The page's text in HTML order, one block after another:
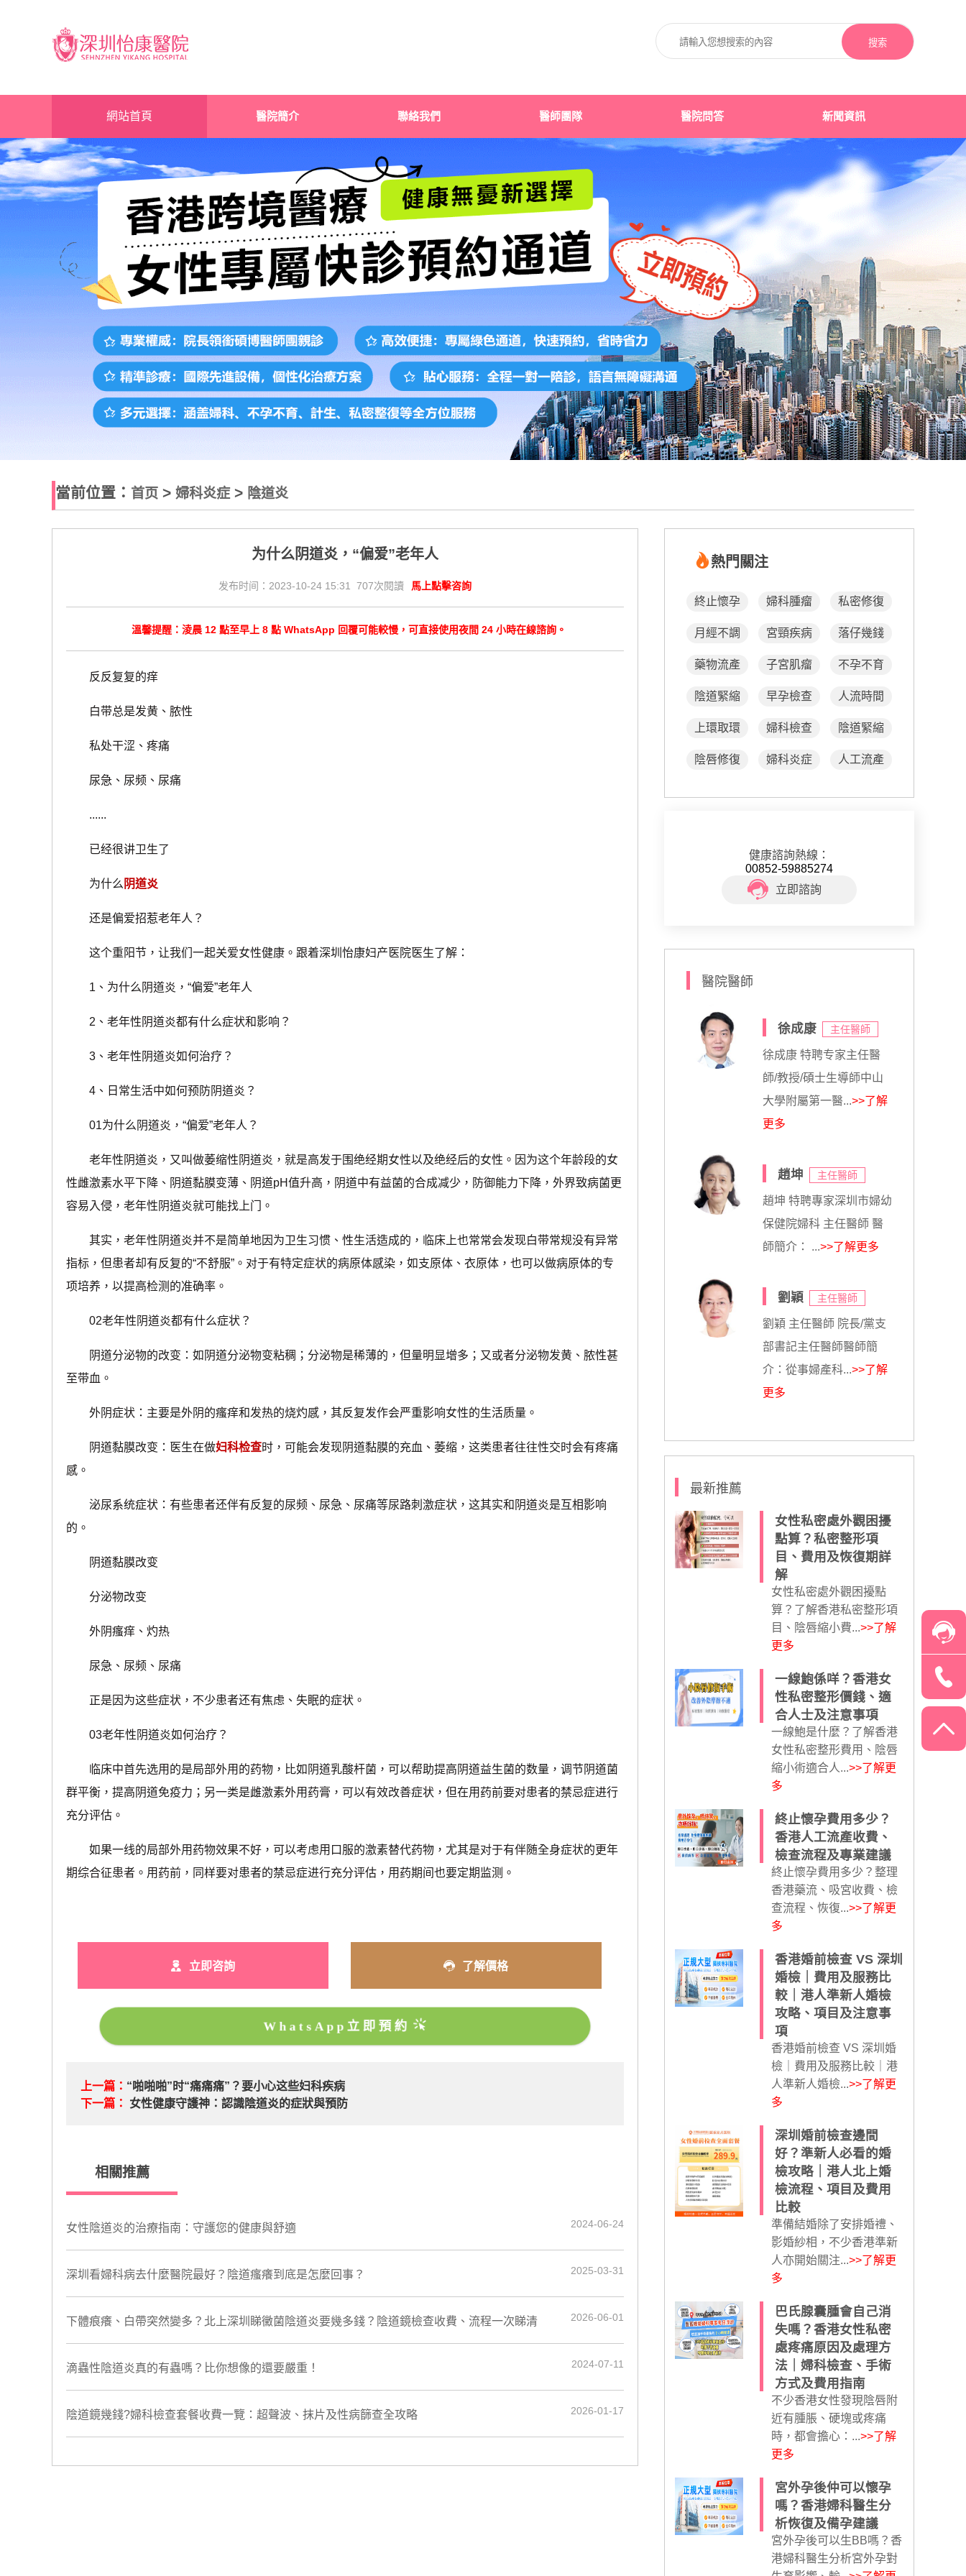
搜索
網站首頁 醫院簡介 聯絡我們 醫師團隊 醫院問答 新聞資訊
當前位置： 首页 > 婦科炎症> 陰道炎
为什么阴道炎，“偏爱”老年人
发布时间：2023-10-24 15:31 707次閱讀 馬上點擊咨詢
溫馨提醒：淩晨 12 點至早上 8 點 WhatsApp 回覆可能較慢，可直接使用夜間 24 小時在線諮詢。
反反复复的痒
白带总是发黄、脓性
私处干涩、疼痛
尿急、尿频、尿痛
......
已经很讲卫生了
为什么 阴道炎
还是偏爱招惹老年人？
这个重阳节，让我们一起关爱女性健康。跟着深圳怡康妇产医院医生了解：
1、为什么阴道炎，“偏爱”老年人
2、老年性阴道炎都有什么症状和影响？
3、老年性阴道炎如何治疗？
4、日常生活中如何预防阴道炎？
01为什么阴道炎，“偏爱”老年人？
老年性阴道炎，又叫做萎缩性阴道炎，就是高发于围绝经期女性以及绝经后的女性。因为这个年龄段的女
性雌激素水平下降、阴道黏膜变薄、阴道pH值升高，阴道中有益菌的合成减少，防御能力下降，外界致病菌更
容易入侵，老年性阴道炎就可能找上门。
其实，老年性阴道炎并不是简单地因为卫生习惯、性生活造成的，临床上也常常会发现白带常规没有异常
指标，但患者却有反复的“不舒服”。对于有特定症状的病原体感染，如支原体、衣原体，也可以做病原体的专
项培养，以提高检测的准确率。
02老年性阴道炎都有什么症状？
阴道分泌物的改变：如阴道分泌物变粘稠；分泌物是稀薄的，但量明显增多；又或者分泌物发黄、脓性甚
至带血。
外阴症状：主要是外阴的瘙痒和发热的烧灼感，其反复发作会严重影响女性的生活质量。
阴道黏膜改变：医生在做妇科检查时，可能会发现阴道黏膜的充血、萎缩，这类患者往往性交时会有疼痛
感。
泌尿系统症状：有些患者还伴有反复的尿频、尿急、尿痛等尿路刺激症状，这其实和阴道炎是互相影响
的。
阴道黏膜改变
分泌物改变
外阴瘙痒、灼热
尿急、尿频、尿痛
正是因为这些症状，不少患者还有焦虑、失眠的症状。
03老年性阴道炎如何治疗？
临床中首先选用的是局部外用的药物，比如阴道乳酸杆菌，可以帮助提高阴道益生菌的数量，调节阴道菌
群平衡，提高阴道免疫力；另一类是雌激素外用药膏，可以有效改善症状，但在用药前要对患者的禁忌症进行
充分评估。
如果一线的局部外用药物效果不好，可以考虑用口服的激素替代药物，尤其是对于有伴随全身症状的更年
期综合征患者。用药前，同样要对患者的禁忌症进行充分评估，用药期间也要定期监测。
立即咨詢 了解價格
WhatsApp立即預約
上一篇： “啪啪啪”时“痛痛痛”？要小心这些妇科疾病
下一篇：
女性健康守護神：認識陰道炎的症狀與預防
相關推薦
女性陰道炎的治療指南：守護您的健康與舒適 2024-06-24
深圳看婦科病去什麼醫院最好？陰道瘙癢到底是怎麼回事？ 2025-03-31
下體痕癢、白帶突然變多？北上深圳睇黴菌陰道炎要幾多錢？陰道鏡檢查收費、流程一次睇清 2026-06-01
滴蟲性陰道炎真的有蟲嗎？比你想像的還要嚴重！ 2024-07-11
陰道鏡幾錢?婦科檢查套餐收費一覽：超聲波、抹片及性病篩查全攻略 2026-01-17
熱門關注
終止懷孕 婦科腫瘤 私密修復
月經不調 宮頸疾病 落仔幾錢
藥物流產 子宮肌瘤 不孕不育
陰道緊縮 早孕檢查 人流時間
上環取環 婦科檢查 陰道緊縮
陰唇修復 婦科炎症 人工流產
健康諮詢熱線：
00852-59885274
立即諮詢
醫院醫師
徐成康 主任醫師
徐成康 特聘专家主任醫
師/教授/碩士生導師中山
大學附屬第一醫...>>了解
更多
趙坤 主任醫師
趙坤 特聘專家深圳市婦幼
保健院婦科 主任醫師 醫
師簡介： ...>>了解更多
劉穎 主任醫師
劉穎 主任醫師 院長/黨支
部書記主任醫師醫師簡
介：從事婦產科...>>了解
更多
最新推薦
女性私密處外觀困擾
點算？私密整形項
目、費用及恢復期詳
解
女性私密處外觀困擾點
算？了解香港私密整形項
目、陰唇縮小費...>>了解
更多
一線鮑係咩？香港女
性私密整形價錢、適
合人士及注意事項
一線鮑是什麼？了解香港
女性私密整形費用、陰唇
縮小術適合人...>>了解更
多
終止懷孕費用多少？
香港人工流產收費、
檢查流程及專業建議
終止懷孕費用多少？整理
香港藥流、吸宮收費、檢
查流程、恢復...>>了解更
多
香港婚前檢查 VS 深圳
婚檢｜費用及服務比
較｜港人準新人婚檢
攻略、項目及注意事
項
香港婚前檢查 VS 深圳婚
檢｜費用及服務比較｜港
人準新人婚檢...>>了解更
多
深圳婚前檢查邊間
好？準新人必看的婚
檢攻略｜港人北上婚
檢流程、項目及費用
比較
準備結婚除了安排婚禮、
影婚紗相，不少香港準新
人亦開始關注...>>了解更
多
巴氏腺囊腫會自己消
失嗎？香港女性私密
處疼痛原因及處理方
法｜婦科檢查、手術
方式及費用指南
不少香港女性發現陰唇附
近有腫脹、硬塊或疼痛
時，都會擔心：...>>了解
更多
宮外孕後仲可以懷孕
嗎？香港婦科醫生分
析恢復及備孕建議
宮外孕後可以生BB嗎？香
港婦科醫生分析宮外孕對